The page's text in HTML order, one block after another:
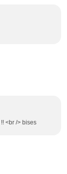
<br /> bises